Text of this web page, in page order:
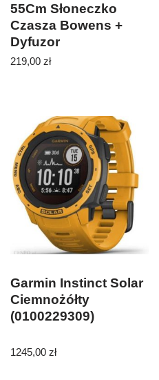
55Cm Słoneczko
Czasza Bowens +
Dyfuzor
219,00 zł
Garmin Instinct Solar
Ciemnożółty
(0100229309)
1245,00 zł